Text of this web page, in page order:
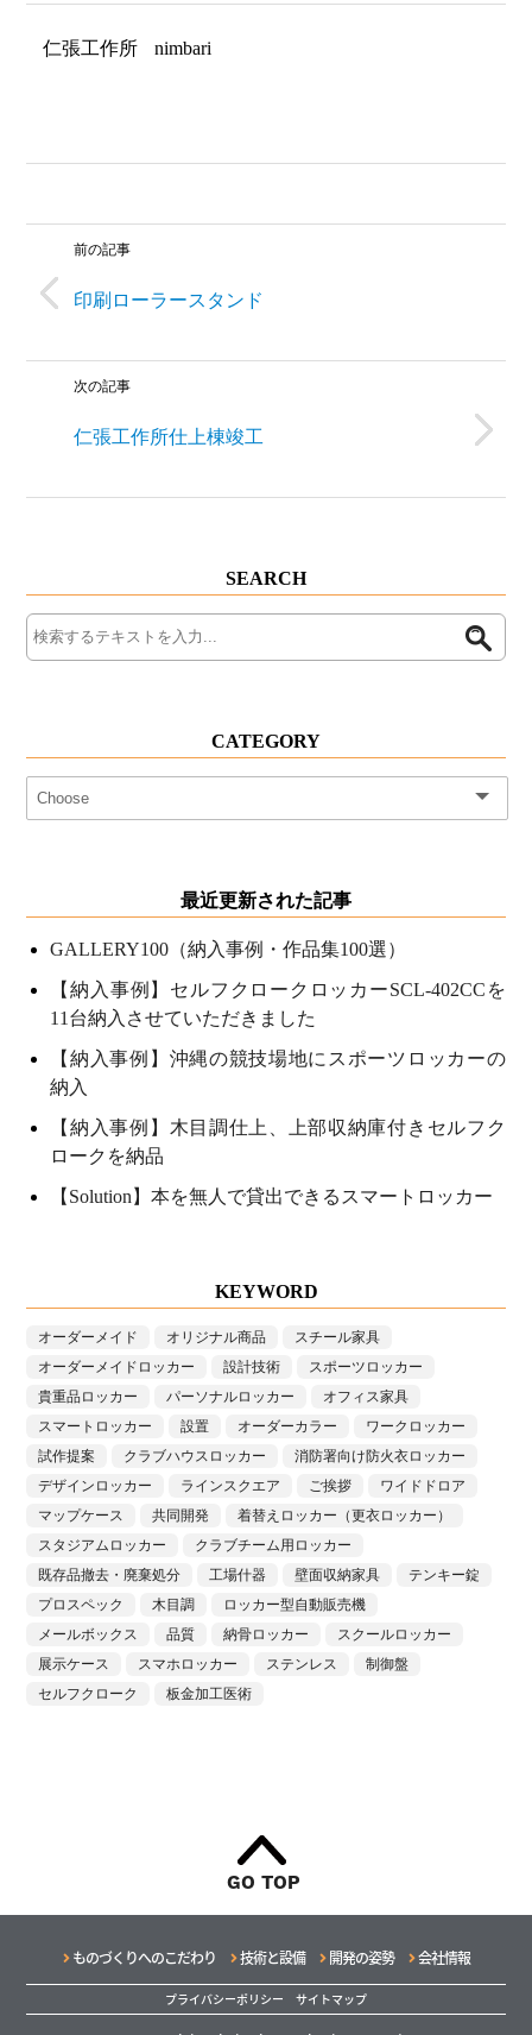
仁張工作所 nimbari
前の記事
印刷ローラースタンド
次の記事
仁張工作所仕上棟竣工
SEARCH
CATEGORY
最近更新された記事
GALLERY100（納入事例・作品集100選）
【納入事例】セルフクロークロッカーSCL-402CCを
11台納入させていただきました
【納入事例】沖縄の競技場地にスポーツロッカーの
納入
【納入事例】木目調仕上、上部収納庫付きセルフク
ロークを納品
【Solution】本を無人で貸出できるスマートロッカー
KEYWORD
オーダーメイド オリジナル商品
スチール家具
オーダーメイドロッカー
設計技術
スポーツロッカー
貴重品ロッカー
パーソナルロッカー
オフィス家具
スマートロッカー
設置 オーダーカラー
ワークロッカー
試作提案
クラブハウスロッカー
消防署向け防火衣ロッカー
デザインロッカー
ラインスクエア ご挨拶
ワイドドロア
マップケース
共同開発
着替えロッカー（更衣ロッカー）
スタジアムロッカー
クラブチーム用ロッカー
既存品撤去・廃棄処分
工場什器 壁面収納家具
テンキー錠
プロスペック
木目調
ロッカー型自動販売機
メールボックス
品質 納骨ロッカー
スクールロッカー
展示ケース
スマホロッカー ステンレス
制御盤
セルフクローク
板金加工医術
GO TOP
ものづくりへのこだわり 技術と設備 開発の姿勢 会社情報
プライバシーポリシー サイトマップ